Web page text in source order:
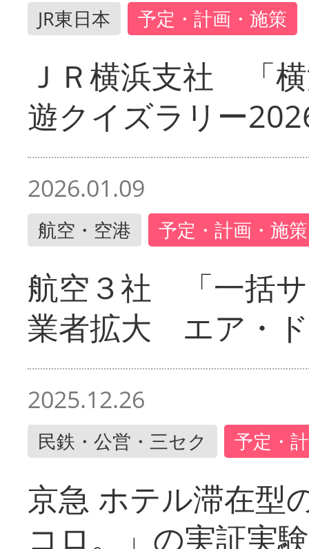
JR東日本 予定・計画・施策
ＪＲ横浜支社 「
遊クイズラリー
2026.01.09
航空・空港 予定・計画・施策
航空３社 「一括
業者拡大 エア・
2025.12.26
民鉄・公営・三セク 予定・
京急 ホテル滞在型
コロ。」の実証実